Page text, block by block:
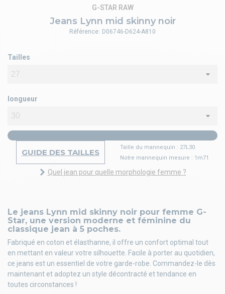
Jeans Lynn mid skinny noir
G-STAR RAW
Le jeans Lynn mid skinny noir pour femme G-
Star, une version moderne et féminine du
classique jean à 5 poches.
Fabriqué en coton et élasthanne, il offre un confort optimal tout
en mettant en valeur votre silhouette. Facile à porter au quotidien,
ce jeans est un essentiel de votre garde-robe. Commandez-le dès
maintenant et adoptez un style décontracté et tendance en
toutes circonstances !
Tailles
longueur
GUIDE DES TAILLES
Taille du mannequin : 27L30
Notre mannequin mesure : 1m71
Quel jean pour quelle morphologie femme ?
Référence: D06746-D624-A810